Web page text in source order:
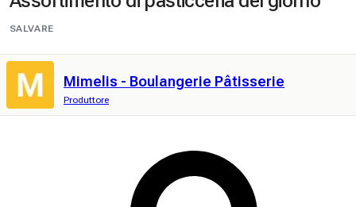
SALVARE
Mimelis - Boulangerie Pâtisserie
Produttore